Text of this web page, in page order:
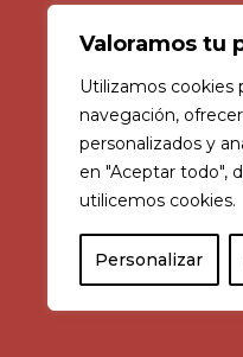
Valoramos tu
Utilizamos cookies
navegación,
personalizados y
en "Aceptar todo",
utilicemos cookies.
Personalizar
c/ Agricultura